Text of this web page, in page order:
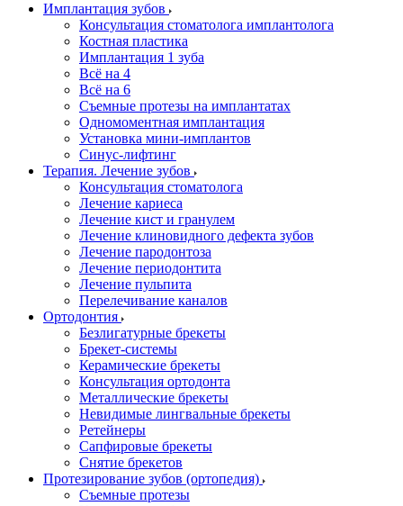
Имплантация зубов
Консультация стоматолога имплантолога
Костная пластика
Имплантация 1 зуба
Всё на 4
Всё на 6
Съемные протезы на имплантатах
Одномоментная имплантация
Установка мини-имплантов
Синус-лифтинг
Терапия. Лечение зубов
Консультация стоматолога
Лечение кариеса
Лечение кист и гранулем
Лечение клиновидного дефекта зубов
Лечение пародонтоза
Лечение периодонтита
Лечение пульпита
Перелечивание каналов
Ортодонтия
Безлигатурные брекеты
Брекет-системы
Керамические брекеты
Консультация ортодонта
Металлические брекеты
Невидимые лингвальные брекеты
Ретейнеры
Сапфировые брекеты
Снятие брекетов
Протезирование зубов (ортопедия)
Съемные протезы